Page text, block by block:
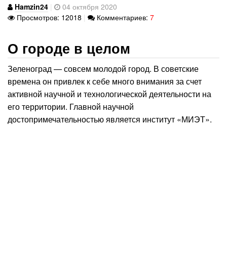
Hamzin24
04 октября 2020
Просмотров: 12018
Комментариев: 7
О городе в целом
Зеленоград — совсем молодой город. В советские
времена он привлек к себе много внимания за счет
активной научной и технологической деятельности на
его территории. Главной научной
достопримечательностью является институт «МИЭТ».